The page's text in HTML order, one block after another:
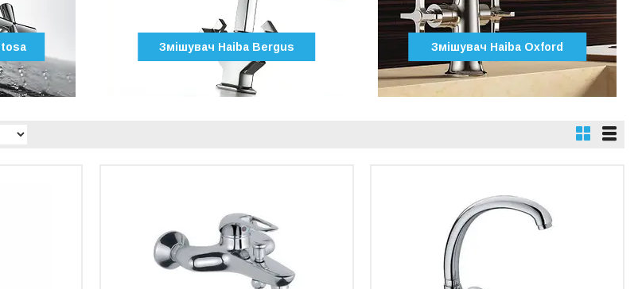
Змішувач Haiba Bergus Змішувач Haiba Oxford